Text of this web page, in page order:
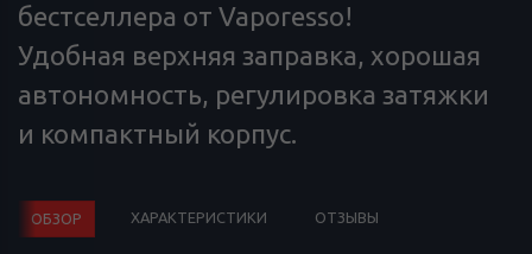
бестселлера от Vaporesso!
Удобная верхняя заправка, хорошая
автономность, регулировка затяжки
и компактный корпус.
ОБЗОР ХАРАКТЕРИСТИКИ ОТЗЫВЫ